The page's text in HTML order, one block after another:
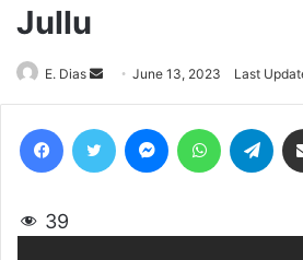
Jullu
E. Dias
Send
an
June 13, 2023 Last
39